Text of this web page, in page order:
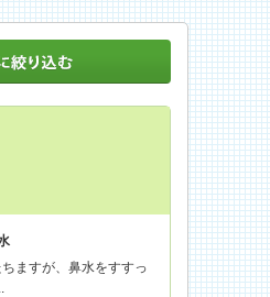
ますが、鼻水をすすっ